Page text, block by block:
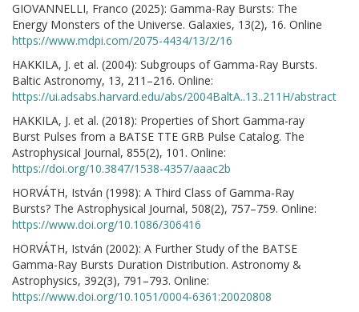
GIOVANNELLI, Franco (2025): Gamma-Ray Bursts: The
Energy Monsters of the Universe. Galaxies, 13(2), 16. Online
https://www.mdpi.com/2075-4434/13/2/16
HAKKILA, J. et al. (2004): Subgroups of Gamma-Ray Bursts.
Baltic Astronomy, 13, 211–216. Online:
https://ui.adsabs.harvard.edu/abs/2004BaltA..13..211H/abstract
HAKKILA, J. et al. (2018): Properties of Short Gamma-ray
Burst Pulses from a BATSE TTE GRB Pulse Catalog. The
Astrophysical Journal, 855(2), 101. Online:
https://doi.org/10.3847/1538-4357/aaac2b
HORVÁTH, István (1998): A Third Class of Gamma-Ray
Bursts? The Astrophysical Journal, 508(2), 757–759. Online:
https://www.doi.org/10.1086/306416
HORVÁTH, István (2002): A Further Study of the BATSE
Gamma-Ray Bursts Duration Distribution. Astronomy &
Astrophysics, 392(3), 791–793. Online:
https://www.doi.org/10.1051/0004-6361:20020808